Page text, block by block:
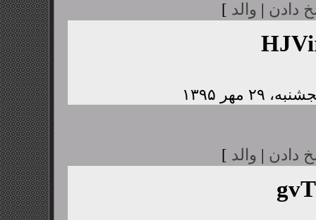
دادن | والد ]
دادن | والد ]